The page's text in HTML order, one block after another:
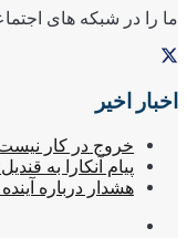
ما را در شبکه های
اخبار اخیر
خروج در کار
پیام آنکارا به
هشدار درباره